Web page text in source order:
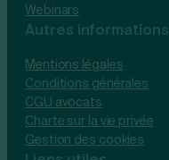
Webinars
Autres informations
Mentions légales
Conditions générales
CGU avocats
Charte sur la vie privée
Gestion des cookies